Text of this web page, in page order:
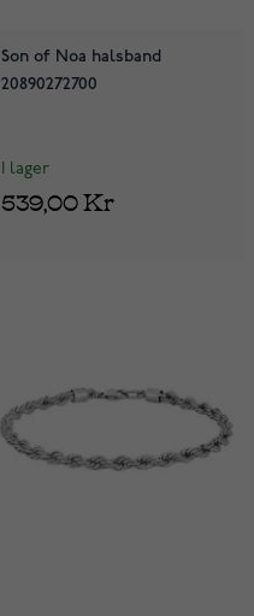
Son of Noa halsband
20890272700
I lager
539,00 Kr